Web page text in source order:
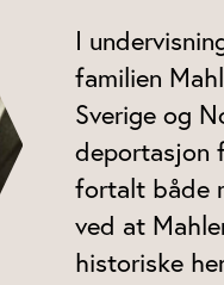
I
familien
Sverige og
deportasjon
fortalt både
ved at
historiske